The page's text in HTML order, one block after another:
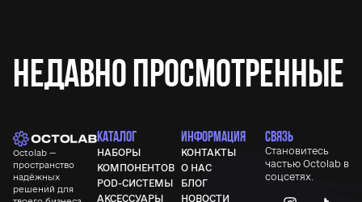
Недавно просмотренные
Octolab —
пространство
надёжных
решений для
КАТАЛОГ
НАБОРЫ
КОМПОНЕНТОВ
POD-СИСТЕМЫ
АКСЕССУАРЫ
ИНФОРМАЦИЯ
КОНТАКТЫ
О НАС
БЛОГ
НОВОСТИ
СВЯЗЬ
Становитесь
частью Octolab в
соцсетях.